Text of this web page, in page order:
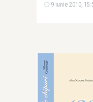
9 iunie 2010,